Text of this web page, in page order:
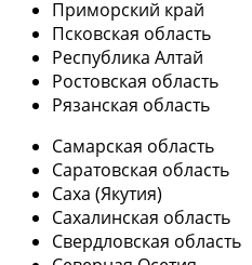
Приморский край
Псковская область
Республика Алтай
Ростовская область
Рязанская область
Самарская область
Саратовская область
Саха (Якутия)
Сахалинская область
Свердловская область